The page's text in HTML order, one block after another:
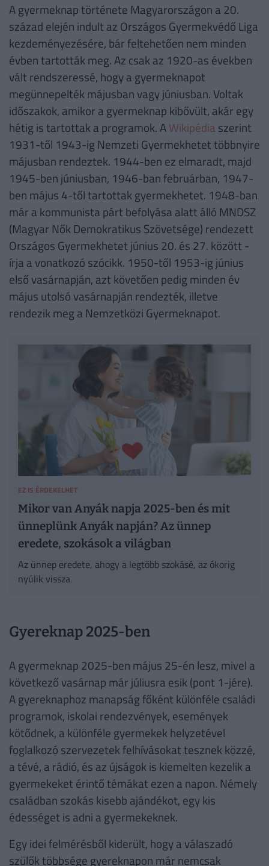
A gyermeknap története Magyarországon a 20.
század elején indult az Országos Gyermekvédő Liga
kezdeményezésére, bár feltehetően nem minden
évben tartották meg. Az csak az 1920-as években
vált rendszeressé, hogy a gyermeknapot
megünnepelték májusban vagy júniusban. Voltak
időszakok, amikor a gyermeknap kibővült, akár egy
hétig is tartottak a programok. AWikipédia szerint
1931-től 1943-ig Nemzeti Gyermekhetet többnyire
májusban rendeztek. 1944-ben ez elmaradt, majd
1945-ben júniusban, 1946-ban februárban, 1947-
ben május 4-től tartottak gyermekhetet. 1948-ban
már a kommunista párt befolyása alatt álló MNDSZ
(Magyar Nők Demokratikus Szövetsége) rendezett
Országos Gyermekhetet június 20. és 27. között -
írja a vonatkozó szócikk. 1950-től 1953-ig június
első vasárnapján, azt követően pedig minden év
május utolsó vasárnapján rendezték, illetve
rendezik meg a Nemzetközi Gyermeknapot.
EZ IS ÉRDEKELHET
Mikor van Anyák napja 2025-ben és mit
ünneplünk Anyák napján? Az ünnep
eredete, szokások a világban
Az ünnep eredete, ahogy a legtöbb szokásé, az ókorig
nyúlik vissza.
Gyereknap 2025-ben
A gyermeknap 2025-ben május 25-én lesz, mivel a
következő vasárnap már júliusra esik (pont 1-jére).
A gyereknaphoz manapság főként különféle családi
programok, iskolai rendezvények, események
kötődnek, a különféle gyermekek helyzetével
foglalkozó szervezetek felhívásokat tesznek közzé,
a tévé, a rádió, és az újságok is kiemelten kezelik a
gyermekeket érintő témákat ezen a napon. Némely
családban szokás kisebb ajándékot, egy kis
édességet is adni a gyermekeknek.
Egy idei felmérésből kiderült, hogy a válaszadó
szülők többsége gyereknapon már nemcsak